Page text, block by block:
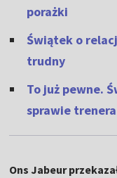
porażki
Świątek o
trudny
To już pewne.
sprawie trenera
Ons Jabeur